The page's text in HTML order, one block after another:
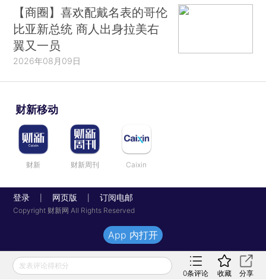
【商圈】喜欢配戴名表的哥伦
比亚新总统 商人出身拉美右
翼又一员
2026年08月09日
财新移动
财新 财新周刊 Caixin
登录 网页版 订阅电邮
Copyright 财新网 All Rights Reserved
发表评论得积分
0条评论 收藏 分享
App 内打开